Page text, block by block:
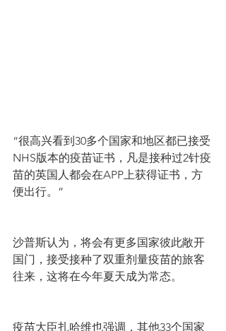
“很高兴看到30多个国家和地区都已接受
NHS版本的疫苗证书，凡是接种过2针疫
苗的英国人都会在APP上获得证书，方
便出行。”
沙普斯认为，将会有更多国家彼此敞开
国门，接受接种了双重剂量疫苗的旅客
往来，这将在今年夏天成为常态。
疫苗大臣扎哈维也强调，其他33个国家